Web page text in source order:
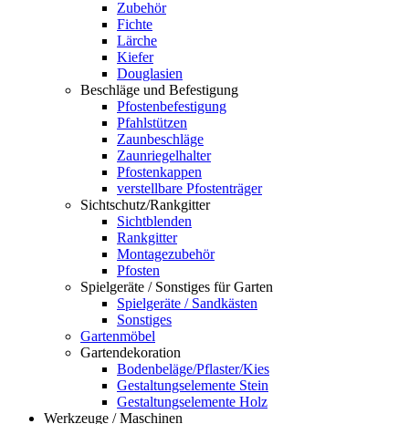
Zubehör
Fichte
Lärche
Kiefer
Douglasien
Beschläge und Befestigung
Pfostenbefestigung
Pfahlstützen
Zaunbeschläge
Zaunriegelhalter
Pfostenkappen
verstellbare Pfostenträger
Sichtschutz/Rankgitter
Sichtblenden
Rankgitter
Montagezubehör
Pfosten
Spielgeräte / Sonstiges für Garten
Spielgeräte / Sandkästen
Sonstiges
Gartenmöbel
Gartendekoration
Bodenbeläge/Pflaster/Kies
Gestaltungselemente Stein
Gestaltungselemente Holz
Werkzeuge / Maschinen